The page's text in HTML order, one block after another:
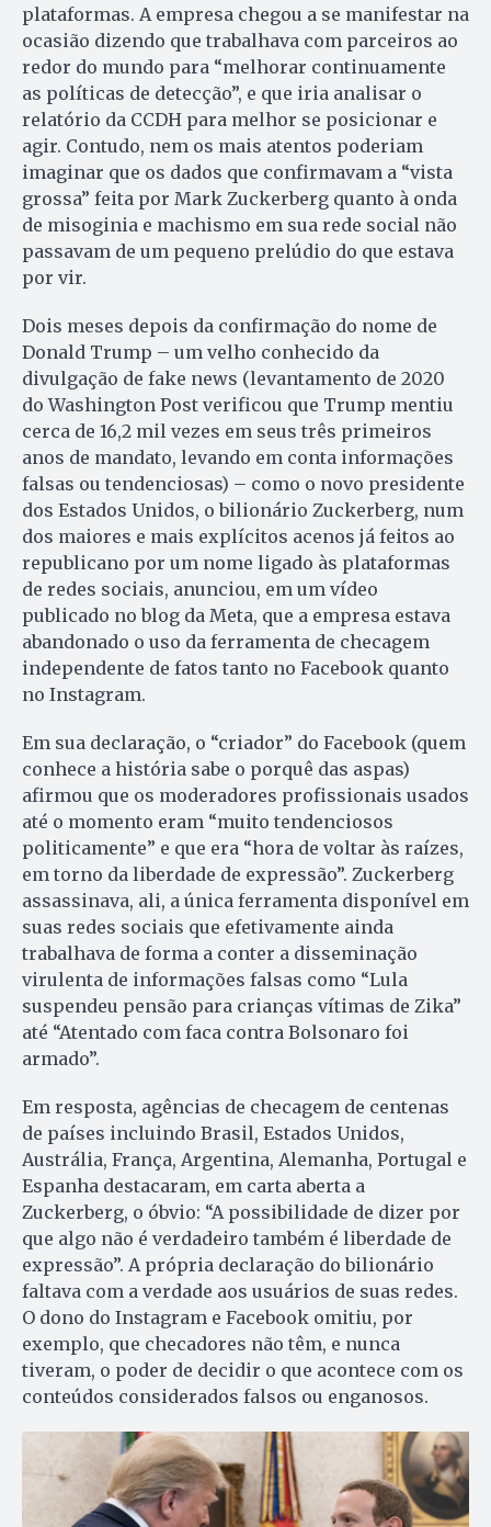
plataformas. A empresa chegou a se manifestar na
ocasião dizendo que trabalhava com parceiros ao
redor do mundo para “melhorar continuamente
as políticas de detecção”, e que iria analisar o
relatório da CCDH para melhor se posicionar e
agir. Contudo, nem os mais atentos poderiam
imaginar que os dados que confirmavam a “vista
grossa” feita por Mark Zuckerberg quanto à onda
de misoginia e machismo em sua rede social não
passavam de um pequeno prelúdio do que estava
por vir.
Dois meses depois da confirmação do nome de
Donald Trump – um velho conhecido da
divulgação de fake news (levantamento de 2020
do Washington Post verificou que Trump mentiu
cerca de 16,2 mil vezes em seus três primeiros
anos de mandato, levando em conta informações
falsas ou tendenciosas) – como o novo presidente
dos Estados Unidos, o bilionário Zuckerberg, num
dos maiores e mais explícitos acenos já feitos ao
republicano por um nome ligado às plataformas
de redes sociais, anunciou, em um vídeo
publicado no blog da Meta, que a empresa estava
abandonado o uso da ferramenta de checagem
independente de fatos tanto no Facebook quanto
no Instagram.
Em sua declaração, o “criador” do Facebook (quem
conhece a história sabe o porquê das aspas)
afirmou que os moderadores profissionais usados
até o momento eram “muito tendenciosos
politicamente” e que era “hora de voltar às raízes,
em torno da liberdade de expressão”. Zuckerberg
assassinava, ali, a única ferramenta disponível em
suas redes sociais que efetivamente ainda
trabalhava de forma a conter a disseminação
virulenta de informações falsas como “Lula
suspendeu pensão para crianças vítimas de Zika”
até “Atentado com faca contra Bolsonaro foi
armado”.
Em resposta, agências de checagem de centenas
de países incluindo Brasil, Estados Unidos,
Austrália, França, Argentina, Alemanha, Portugal e
Espanha destacaram, em carta aberta a
Zuckerberg, o óbvio: “A possibilidade de dizer por
que algo não é verdadeiro também é liberdade de
expressão”. A própria declaração do bilionário
faltava com a verdade aos usuários de suas redes.
O dono do Instagram e Facebook omitiu, por
exemplo, que checadores não têm, e nunca
tiveram, o poder de decidir o que acontece com os
conteúdos considerados falsos ou enganosos.